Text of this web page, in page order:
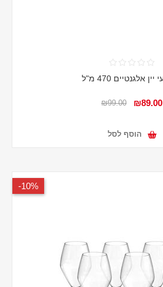
₪89.00
₪99.00
הוסף לסל
10%-